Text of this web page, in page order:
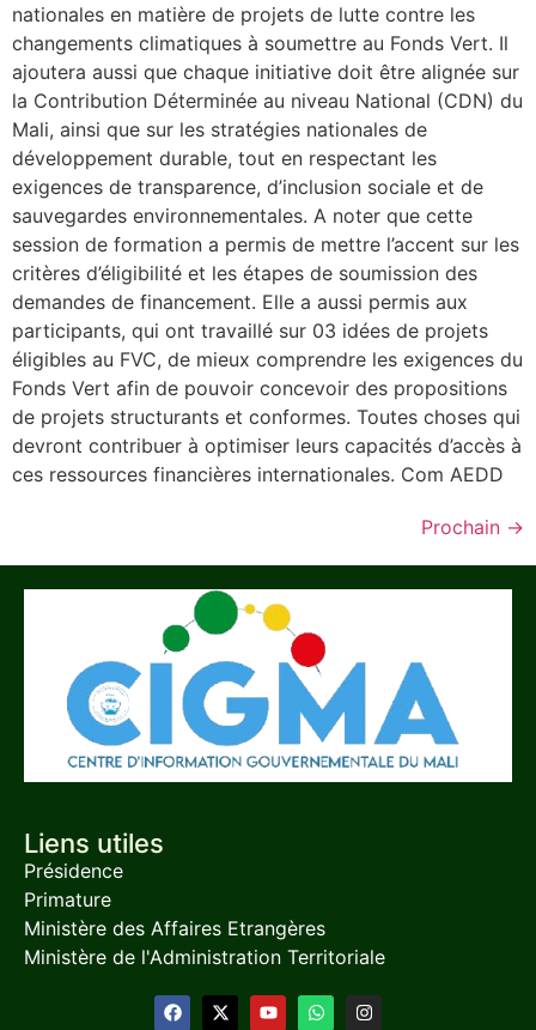
nationales en matière de projets de lutte contre les
changements climatiques à soumettre au Fonds Vert. Il
ajoutera aussi que chaque initiative doit être alignée sur
la Contribution Déterminée au niveau National (CDN) du
Mali, ainsi que sur les stratégies nationales de
développement durable, tout en respectant les
exigences de transparence, d’inclusion sociale et de
sauvegardes environnementales. A noter que cette
session de formation a permis de mettre l’accent sur les
critères d’éligibilité et les étapes de soumission des
demandes de financement. Elle a aussi permis aux
participants, qui ont travaillé sur 03 idées de projets
éligibles au FVC, de mieux comprendre les exigences du
Fonds Vert afin de pouvoir concevoir des propositions
de projets structurants et conformes. Toutes choses qui
devront contribuer à optimiser leurs capacités d’accès à
ces ressources financières internationales. Com AEDD
Prochain →
Liens utiles
Présidence
Primature
Ministère des Affaires Etrangères
Ministère de l'Administration Territoriale